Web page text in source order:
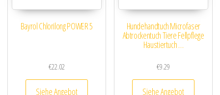
Bayrol Chlorilong POWER 5
€22.02
Siehe Angebot
Hundehandtuch Microfaser
Abtrockentuch Tiere Fellpflege
Haustiertuch …
€9.29
Siehe Angebot